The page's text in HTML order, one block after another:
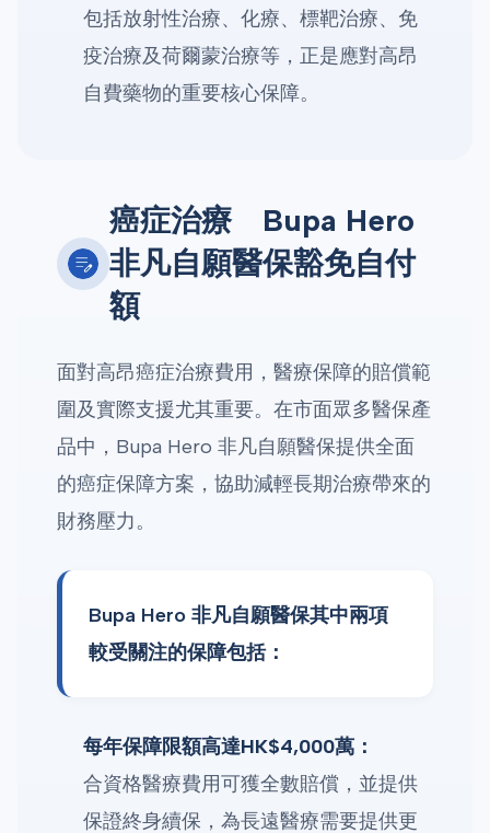
包括放射性治療、化療、標靶治療、免
疫治療及荷爾蒙治療等，正是應對高昂
自費藥物的重要核心保障。
癌症治療 Bupa Hero
非凡自願醫保豁免自付
額
面對高昂癌症治療費用，醫療保障的賠償範
圍及實際支援尤其重要。在市面眾多醫保產
品中，Bupa Hero 非凡自願醫保提供全面
的癌症保障方案，協助減輕長期治療帶來的
財務壓力。
Bupa Hero 非凡自願醫保其中兩項
較受關注的保障包括：
每年保障限額高達HK$4,000萬：
合資格醫療費用可獲全數賠償，並提供
保證終身續保，為長遠醫療需要提供更